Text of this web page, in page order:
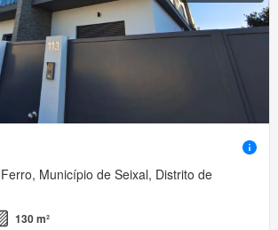
Município de Seixal, Distrito de
130 m²